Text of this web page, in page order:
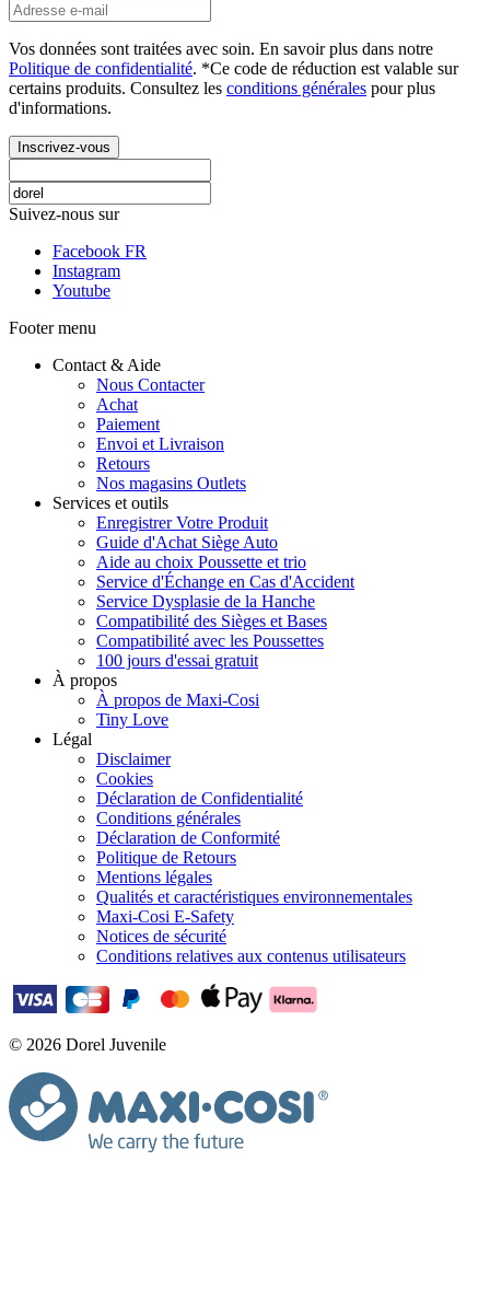
Vos données sont traitées avec soin. En savoir plus dans notre
Politique de confidentialité. *Ce code de réduction est valable sur
certains produits. Consultez les conditions générales pour plus
d'informations.
Inscrivez-vous
Suivez-nous sur
Facebook FR
Instagram
Youtube
Footer menu
Contact & Aide
Nous Contacter
Achat
Paiement
Envoi et Livraison
Retours
Nos magasins Outlets
Services et outils
Enregistrer Votre Produit
Guide d'Achat Siège Auto
Aide au choix Poussette et trio
Service d'Échange en Cas d'Accident
Service Dysplasie de la Hanche
Compatibilité des Sièges et Bases
Compatibilité avec les Poussettes
100 jours d'essai gratuit
À propos
À propos de Maxi-Cosi
Tiny Love
Légal
Disclaimer
Cookies
Déclaration de Confidentialité
Conditions générales
Déclaration de Conformité
Politique de Retours
Mentions légales
Qualités et caractéristiques environnementales
Maxi-Cosi E-Safety
Notices de sécurité
Conditions relatives aux contenus utilisateurs
© 2026 Dorel Juvenile